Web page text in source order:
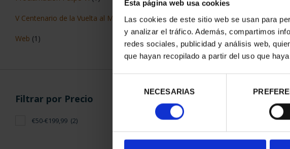
Esta página web usa cookies
Las cookies de este sitio web se usan para
y analizar el tráfico. Además, compartimos
redes sociales, publicidad y análisis web,
que hayan recopilado a partir del uso que
consentimiento
NECESARIAS
V Centenario de la Vuelta al Mundo (1)
Web (1)
Filtrar por Precio
€50-€199,99 (2)
2024 X PROCLAMAC...
64,00 €
ORDENAR POR: